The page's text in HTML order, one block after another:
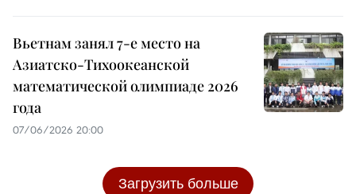
Вьетнам занял 7-е место на
Азиатско-Тихоокеанской
математической олимпиаде 2026
года
07/06/2026 20:00
Загрузить больше